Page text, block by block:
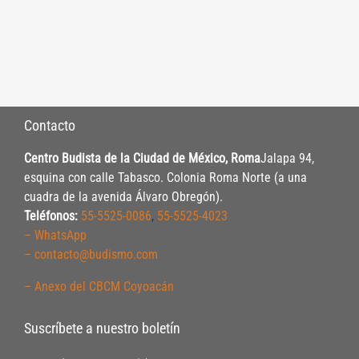
Contacto
Centro Budista de la Ciudad de México, RomaJalapa 94,
esquina con calle Tabasco. Colonia Roma Norte (a una
cuadra de la avenida Álvaro Obregón).
Teléfonos: 55-5525-0086, 55-5525-4023
– WhatsApp
– contacto@budismo.com
– Anexo del CBCM Coyoacán
Suscríbete a nuestro boletín